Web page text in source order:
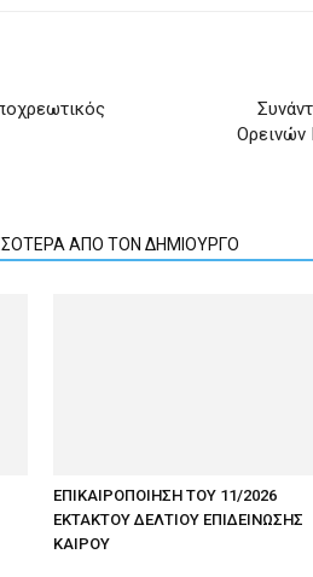
Ορεινών
ΑΠΟ ΤΟΝ ΔΗΜΙΟΥΡΓΟ
ΕΠΙΚΑΙΡΟΠΟΙΗΣΗ ΤΟΥ 11/2026
ΕΚΤΑΚΤΟΥ ΔΕΛΤΙΟΥ ΕΠΙΔΕΙΝΩΣΗΣ
ΚΑΙΡΟΥ